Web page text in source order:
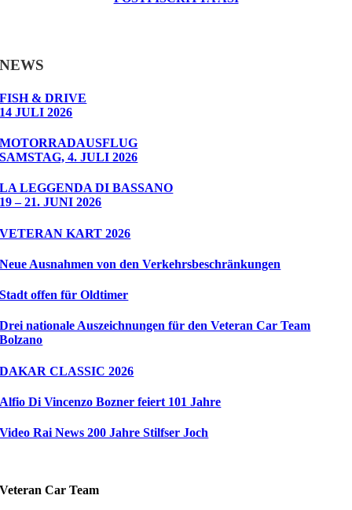
NEWS
FISH & DRIVE
14 JULI 2026
MOTORRADAUSFLUG
SAMSTAG, 4. JULI 2026
LA LEGGENDA DI BASSANO
19 – 21. JUNI 2026
VETERAN KART 2026
Neue Ausnahmen von den Verkehrsbeschränkungen
Stadt offen für Oldtimer
Drei nationale Auszeichnungen für den Veteran Car Team
Bolzano
DAKAR CLASSIC 2026
Alfio Di Vincenzo Bozner feiert 101 Jahre
Video Rai News 200 Jahre Stilfser Joch
Veteran Car Team